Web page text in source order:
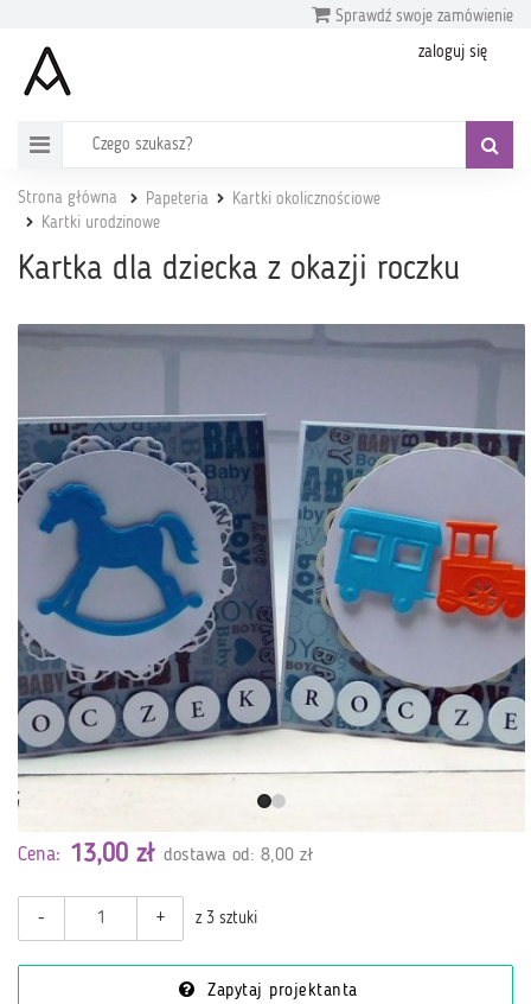
Sprawdź swoje zamówienie
zaloguj się
Strona główna Papeteria
Kartki okolicznościowe
Kartki urodzinowe
Kartka dla dziecka z okazji roczku
Cena: 13,00 zł dostawa od: 8,00 zł
- + z 3 sztuki
Zapytaj projektanta